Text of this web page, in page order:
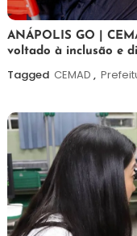
7
de
agosto
Maurilio
ANÁPOLIS GO |
voltado à inclusão e
Tagged CEMAD ,